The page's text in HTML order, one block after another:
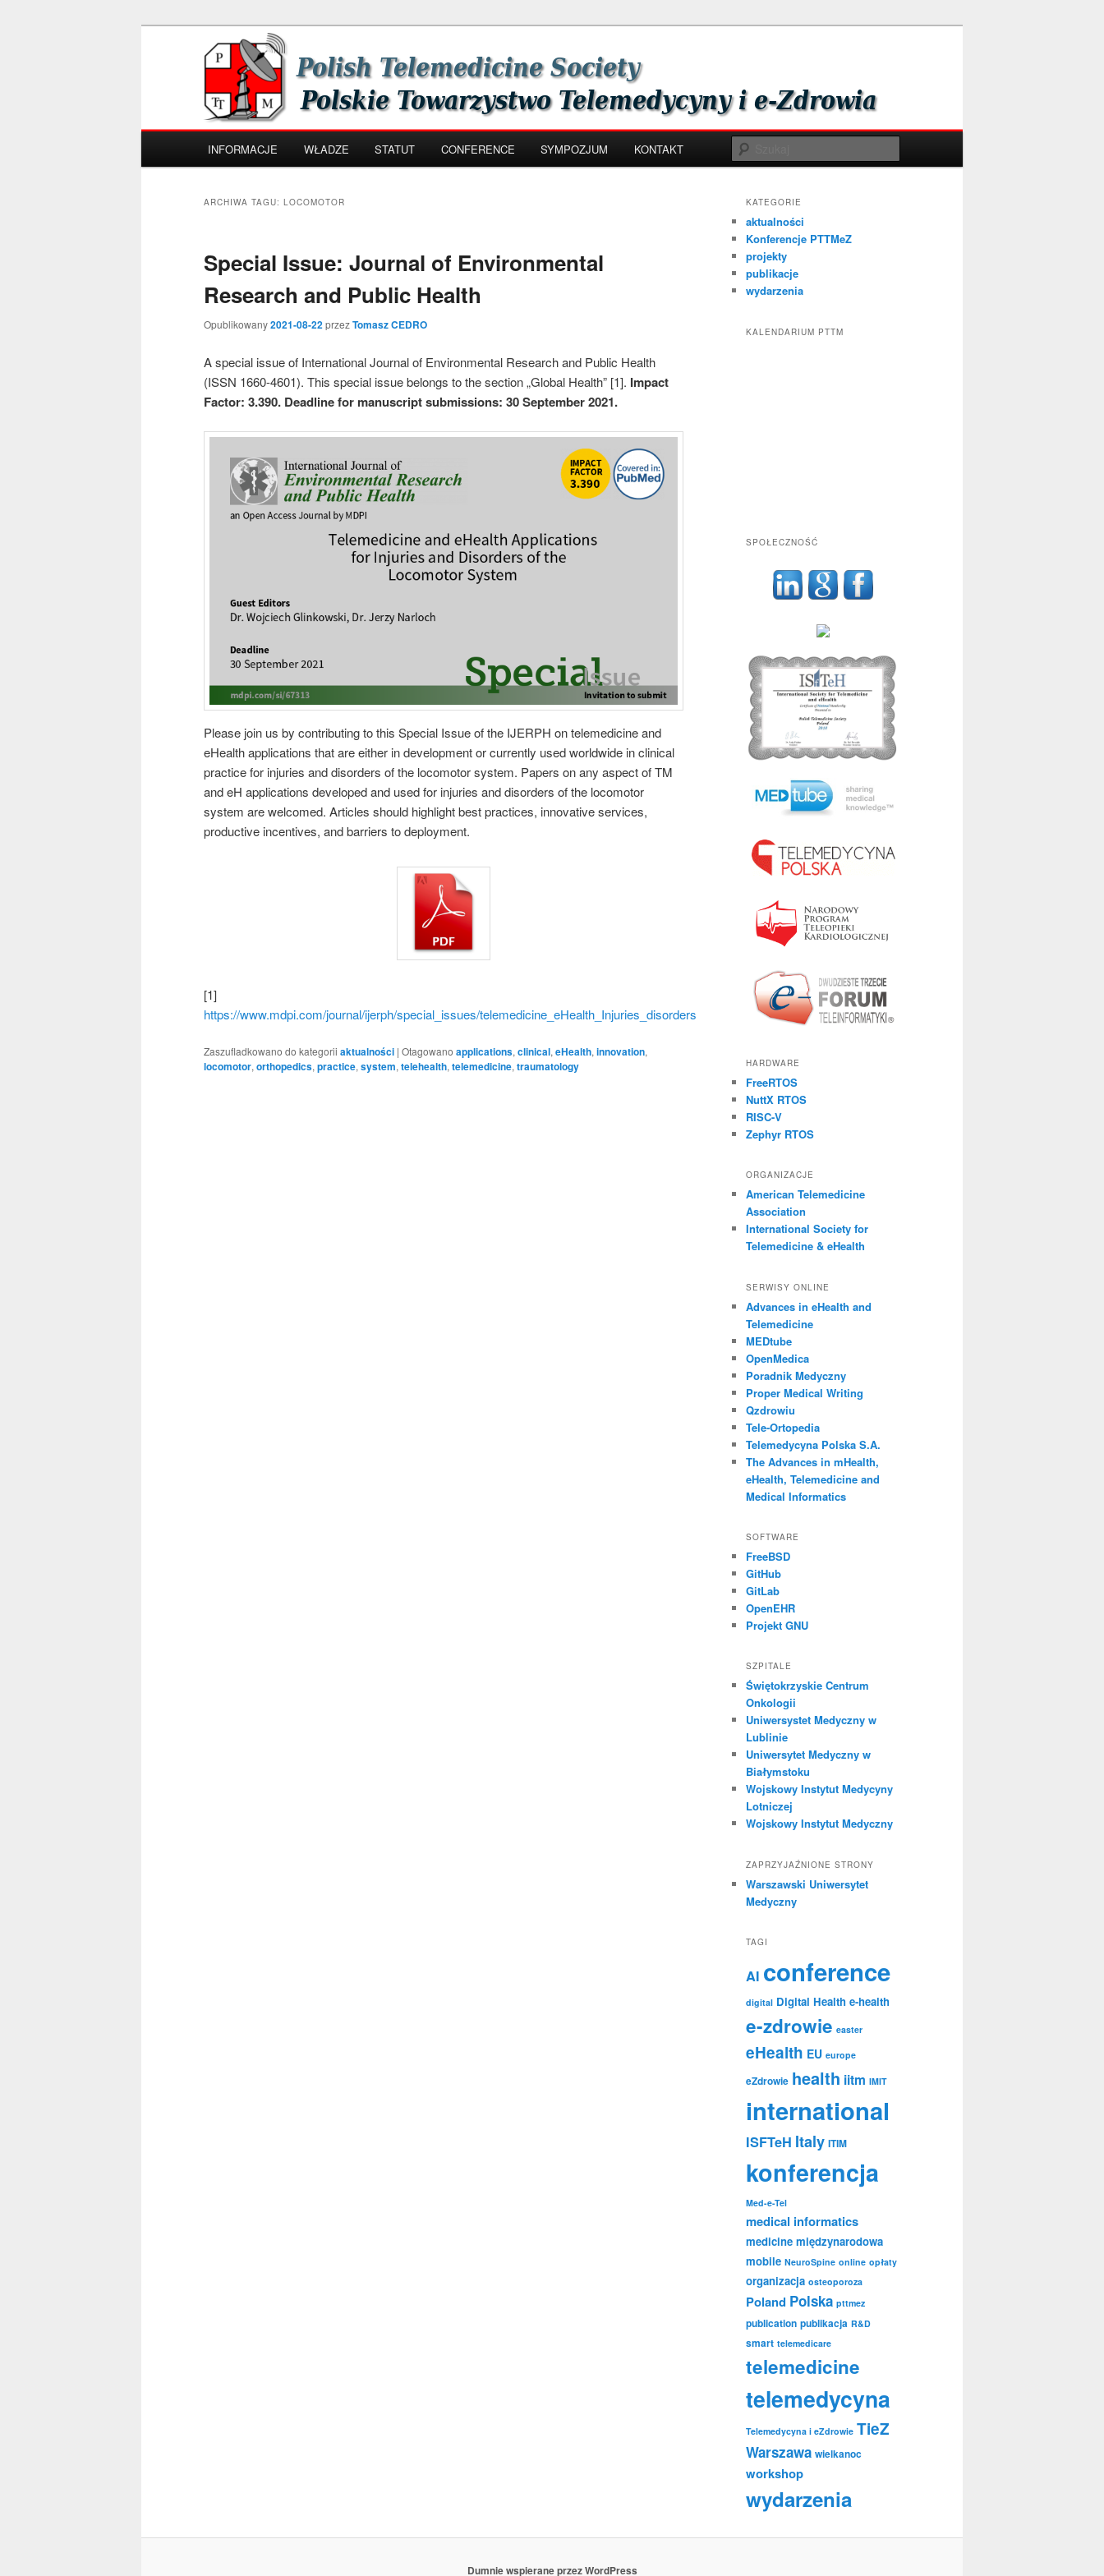
Polskie Towarzystwo Telemedycyny i e-
Zdrowia
Polish Telemedicine and e-Health Society
INFORMACJE WŁADZE STATUT CONFERENCE SYMPOZJUM KONTAKT
ARCHIWA TAGU: LOCOMOTOR
Special Issue: Journal of Environmental
Research and Public Health
Opublikowany2021-08-22przezTomasz CEDRO
A special issue of International Journal of Environmental Research and Public Health
(ISSN 1660-4601). This special issue belongs to the section „Global Health” [1]. Impact
Factor: 3.390. Deadline for manuscript submissions: 30 September 2021.
Please join us by contributing to this Special Issue of the IJERPH on telemedicine and
eHealth applications that are either in development or currently used worldwide in clinical
practice for injuries and disorders of the locomotor system. Papers on any aspect of TM
and eH applications developed and used for injuries and disorders of the locomotor
system are welcomed. Articles should highlight best practices, innovative services,
productive incentives, and barriers to deployment.
[1]
https://www.mdpi.com/journal/ijerph/special_issues/telemedicine_eHealth_Injuries_disorders
Zaszufladkowano do kategorii aktualności | Otagowano applications, clinical, eHealth, innovation,
locomotor, orthopedics, practice, system, telehealth, telemedicine, traumatology
KATEGORIE
aktualności
Konferencje PTTMeZ
projekty
publikacje
wydarzenia
KALENDARIUM PTTM
SPOŁECZNOŚĆ
HARDWARE
FreeRTOS
NuttX RTOS
RISC-V
Zephyr RTOS
ORGANIZACJE
American Telemedicine
Association
International Society for
Telemedicine & eHealth
SERWISY ONLINE
Advances in eHealth and
Telemedicine
MEDtube
OpenMedica
Poradnik Medyczny
Proper Medical Writing
Qzdrowiu
Tele-Ortopedia
Telemedycyna Polska S.A.
The Advances in mHealth,
eHealth, Telemedicine and
Medical Informatics
SOFTWARE
FreeBSD
GitHub
GitLab
OpenEHR
Projekt GNU
SZPITALE
Świętokrzyskie Centrum
Onkologii
Uniwersystet Medyczny w
Lublinie
Uniwersytet Medyczny w
Białymstoku
Wojskowy Instytut Medycyny
Lotniczej
Wojskowy Instytut Medyczny
ZAPRZYJAŹNIONE STRONY
Warszawski Uniwersytet
Medyczny
TAGI
AI conference
digital Digital Health e-health
e-zdrowie easter
eHealth EU europe
eZdrowie health iitm IMIT
international
ISFTeH Italy ITIM
konferencja
Med-e-Tel
medical informatics
medicine międzynarodowa
mobile NeuroSpine online opłaty
organizacja osteoporoza
Poland Polska pttmez
publication publikacja R&D
smart telemedicare
telemedicine
telemedycyna
Telemedycyna i eZdrowie TieZ
Warszawa wielkanoc
workshop
wydarzenia
Dumnie wspierane przez WordPress